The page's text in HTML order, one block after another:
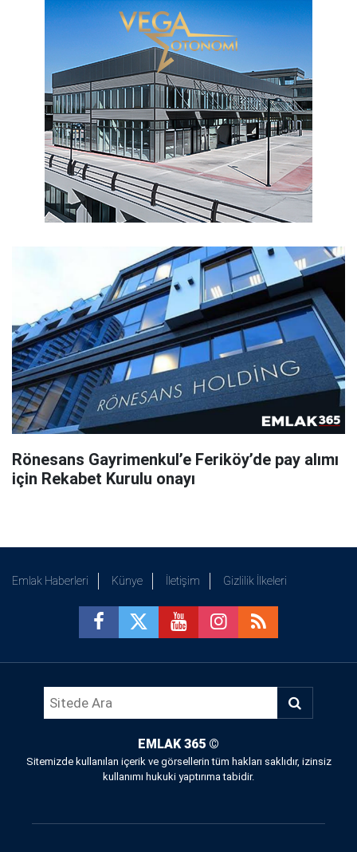
Rönesans Gayrimenkul’e Feriköy’de pay alımı
için Rekabet Kurulu onayı
Emlak Haberleri Künye İletişim Gizlilik İlkeleri
EMLAK 365 ©
Sitemizde kullanılan içerik ve görsellerin tüm hakları saklıdır, izinsiz
kullanımı hukuki yaptırıma tabidir.